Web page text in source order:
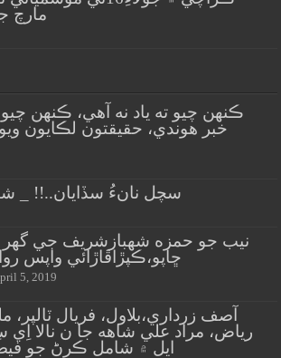
مارچ
ڪنهن چيو ته ياد نه آهي، ڪنهن
خبر هوندي، حقيقتون لڪايون
سچل نانءُ سڏايان..!! _
نيب جو حمزه شهبازشريف جي گهر
ڇاپو،ڪپڙاڦاڙائي واپس
5, 2019
آصف زرداري،بلاول، فريال ٽالپر،
رياض، مراد علي شاهه جا ن نالا
ايل ۾ شامل ڪرڻ جو